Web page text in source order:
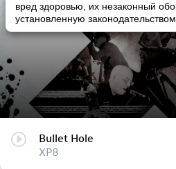
вред здоровью, их незаконный
установленную
XP8
Bullet Hole
XP8